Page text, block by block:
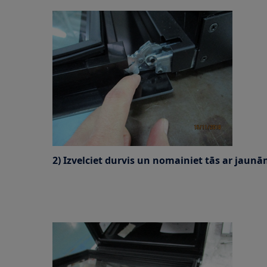
2) Izvelciet durvis un nomainiet tās ar